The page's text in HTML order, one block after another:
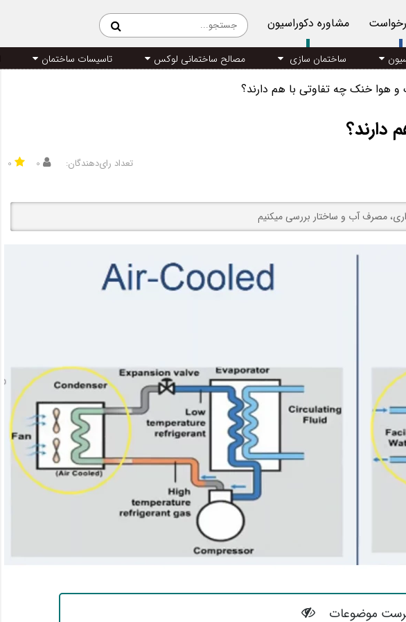
مشاوره دکوراسیون
ساختمان سازی مصالح ساختمانی لوکس تاسیسات ساختمان
هوا خنک چه تفاوتی با هم دارند؟
دارند؟
تعداد رای‌دهندگان: ۰ ۰
مصرف آب و ساختار بررسی میکنیم
موضوعات